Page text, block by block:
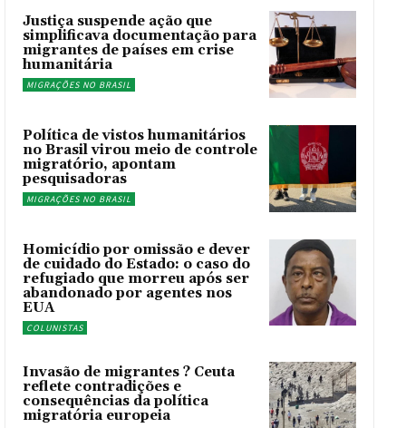
Justiça suspende ação que
simplificava documentação para
migrantes de países em crise
humanitária
MIGRAÇÕES NO BRASIL
Política de vistos humanitários
no Brasil virou meio de controle
migratório, apontam
pesquisadoras
MIGRAÇÕES NO BRASIL
Homicídio por omissão e dever
de cuidado do Estado: o caso do
refugiado que morreu após ser
abandonado por agentes nos
EUA
COLUNISTAS
Invasão de migrantes ? Ceuta
reflete contradições e
consequências da política
migratória europeia